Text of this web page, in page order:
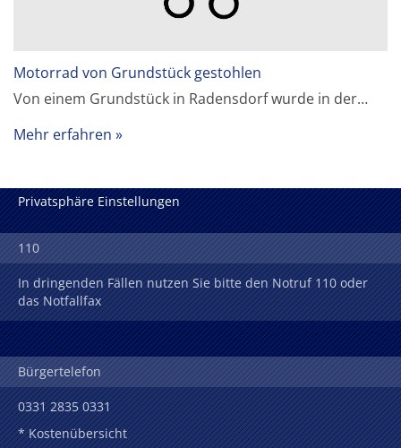
Motorrad von Grundstück gestohlen
Von einem Grundstück in Radensdorf wurde in der…
Mehr erfahren
Privatsphäre Einstellungen
110
In dringenden Fällen nutzen Sie bitte den Notruf 110 oder
das Notfallfax
Bürgertelefon
0331 2835 0331
* Kostenübersicht